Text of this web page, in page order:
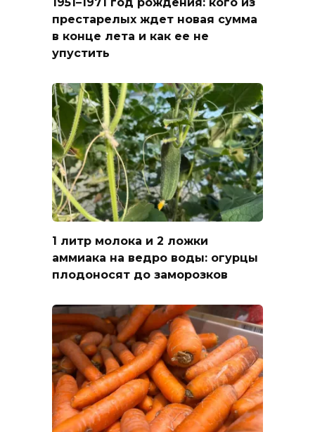
престарелых ждет новая сумма
в конце лета и как ее не
упустить
1 литр молока и 2 ложки
аммиака на ведро воды: огурцы
плодоносят до заморозков